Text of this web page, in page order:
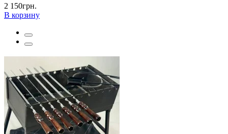
2 150грн.
В корзину